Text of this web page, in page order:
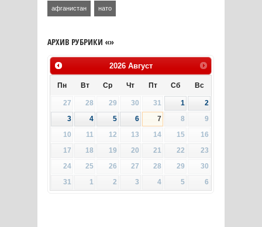
афганистан нато
АРХИВ РУБРИКИ «»
2026 Август
Пн Вт Ср Чт Пт Сб Вс
27 28 29 30 31 1
2
3
4 5 6 7 8
9
10
11 12 13 14 15
16
17
18 19 20 21 22
23
24
25 26 27 28 29
30
31
1 2 3 4 5 6